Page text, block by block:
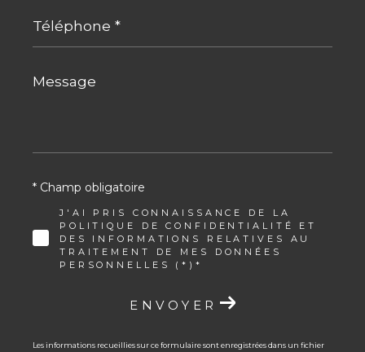
*
Message
*
J'AI PRIS CONNAISSANCE DE LA
POLITIQUE DE CONFIDENTIALITÉ ET
DES INFORMATIONS RELATIVES AU
TRAITEMENT DE MES DONNÉES
PERSONNELLES (*)*
* Champ obligatoire
ENVOYER
Les informations recueillies sur ce formulaire sont enregistrées dans un fichier